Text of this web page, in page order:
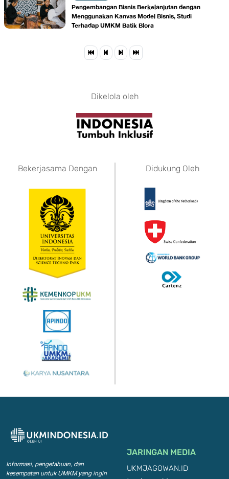
Pengembangan Bisnis Berkelanjutan dengan
Menggunakan Kanvas Model Bisnis, Studi
Terhadap UMKM Batik Blora
Dikelola oleh
Bekerjasama Dengan Didukung Oleh
Informasi, pengetahuan, dan
kesempatan untuk UMKM yang ingin
JARINGAN MEDIA
UKMJAGOWAN.ID